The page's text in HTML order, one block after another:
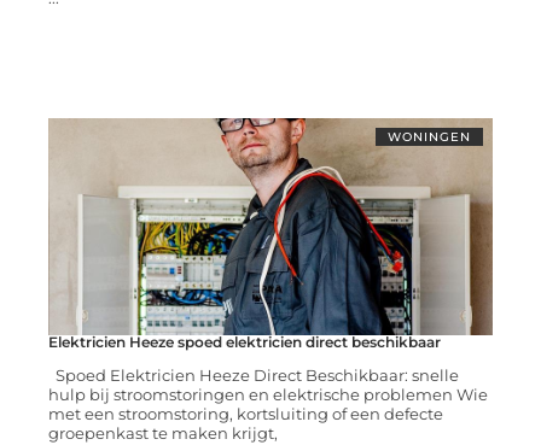
WONINGEN
Elektricien Heeze spoed elektricien direct beschikbaar
Spoed Elektricien Heeze Direct Beschikbaar: snelle
hulp bij stroomstoringen en elektrische problemen Wie
met een stroomstoring, kortsluiting of een defecte
groepenkast te maken krijgt,